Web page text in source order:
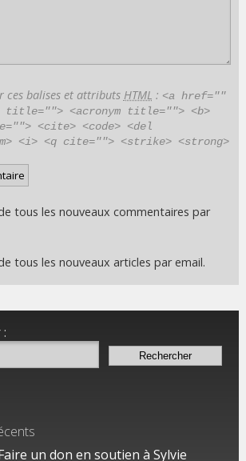
ces balises et attributs HTML : <a href=""
<acronym title=""> <b>
<cite> <code> <del
<i> <q cite=""> <strike> <strong>
tous les nouveaux commentaires par
tous les nouveaux articles par email.
un don en soutien à Sylvie